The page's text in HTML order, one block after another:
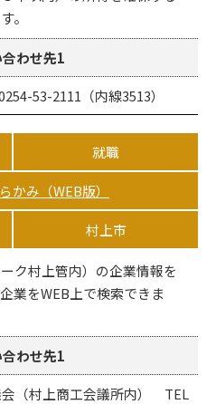
。
わせ先1
53-2111（内線3513）
就職
かみ（WEB版）
村上市
ク村上管内）の企業情報を
業をWEB上で検索できま
わせ先1
（村上商工会議所内） TEL